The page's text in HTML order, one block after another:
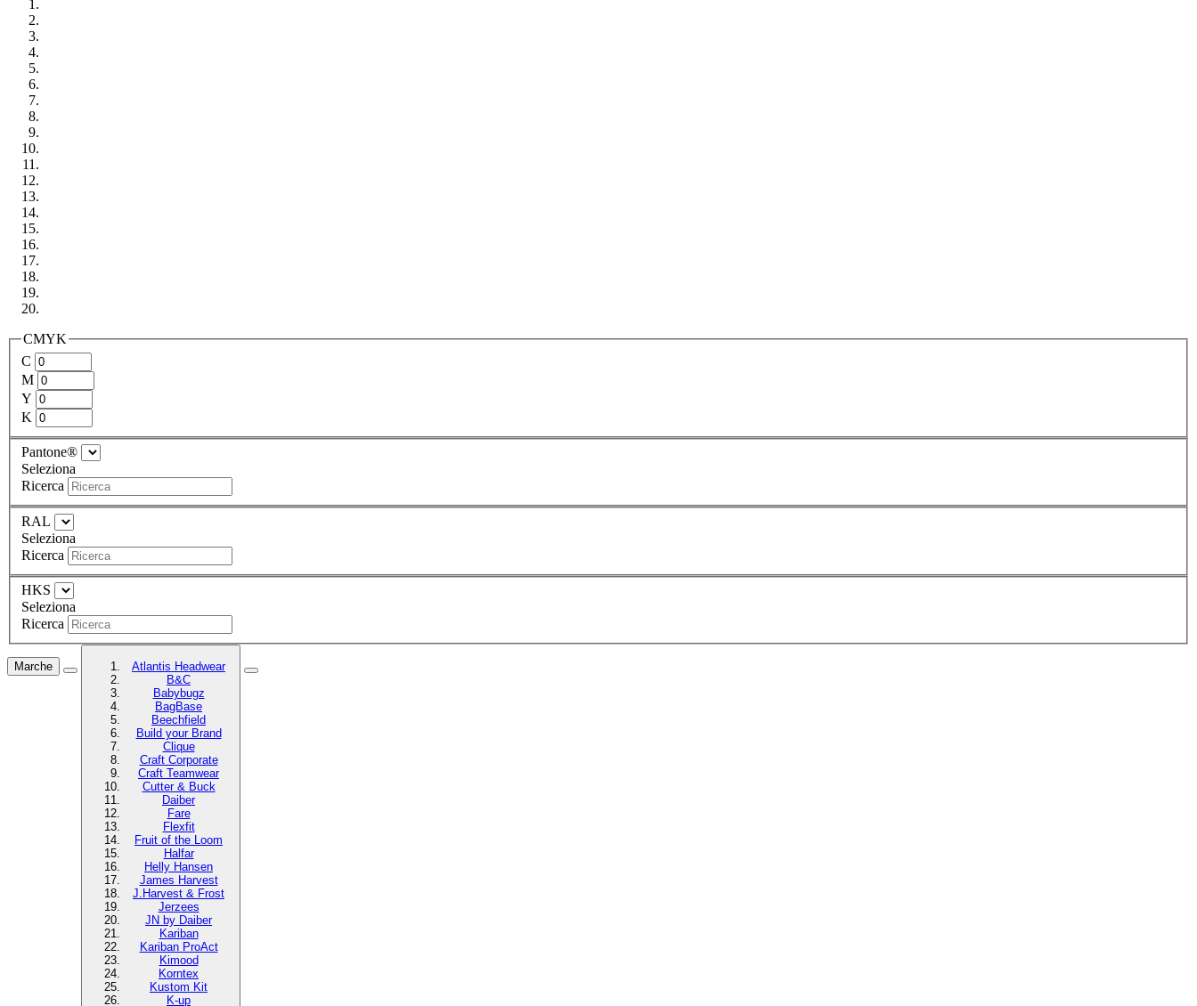
CMYK
C
M
Y
K
Pantone®
Seleziona
Ricerca
RAL
Seleziona
Ricerca
HKS
Seleziona
Ricerca
Marche
Atlantis Headwear
B&C
Babybugz
BagBase
Beechfield
Build your Brand
Clique
Craft Corporate
Craft Teamwear
Cutter & Buck
Daiber
Fare
Flexfit
Fruit of the Loom
Halfar
Helly Hansen
James Harvest
J.Harvest & Frost
Jerzees
JN by Daiber
Kariban
Kariban ProAct
Kimood
Korntex
Kustom Kit
K-up